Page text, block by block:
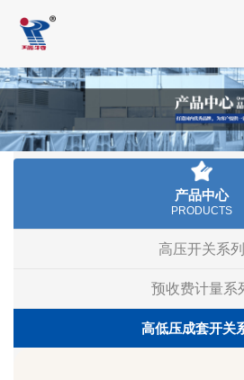
瑞
品
新
资
务
持
联
我
们
产品中心
PRODUCTS
高压开关系列
预收费计量系
高低压成套开关